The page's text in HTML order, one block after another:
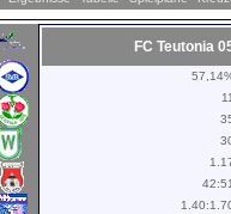
FC Teutonia